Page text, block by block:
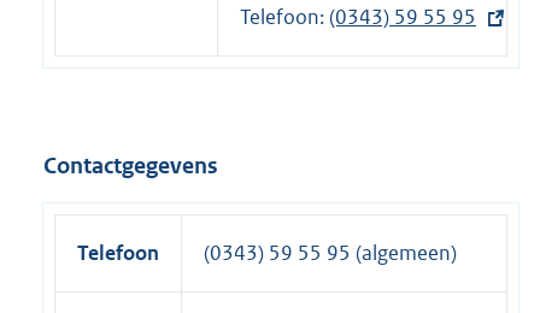
n
e
:
Telefoon:E
x
e
l
(0343) 59 55 95
Contactgegevens
Telefoon (0343) 59 55 95 (algemeen)